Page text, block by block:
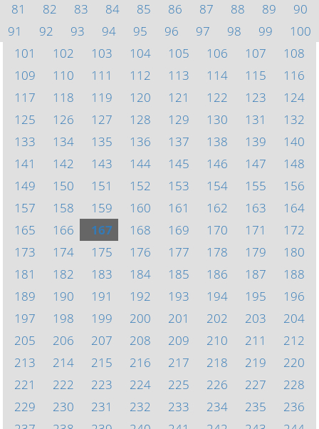
81
82 83 84 85 86 87 88 89
90
91
92 93 94 95 96 97 98 99
100
101
102 103 104 105 106 107
108
109
110 111 112 113 114 115
116
117
118 119 120 121 122 123
124
125
126 127 128 129 130 131
132
133
134 135 136 137 138 139
140
141
142 143 144 145 146 147
148
149
150 151 152 153 154 155
156
157
158 159 160 161 162 163
164
165
166 167 168 169 170 171
172
173
174 175 176 177 178 179
180
181
182 183 184 185 186 187
188
189
190 191 192 193 194 195
196
197
198 199 200 201 202 203
204
205
206 207 208 209 210 211
212
213
214 215 216 217 218 219
220
221
222 223 224 225 226 227
228
229
230 231 232 233 234 235
236